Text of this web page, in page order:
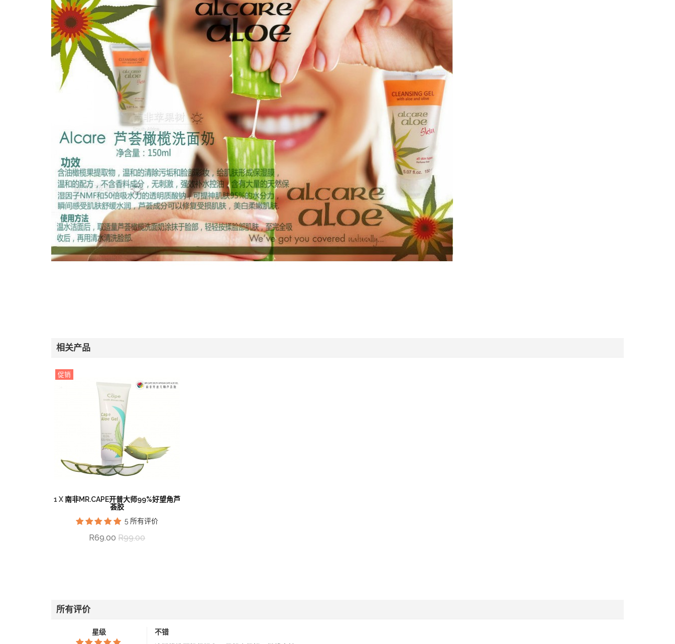
相关产品
促销
1 X南非MR.CAPE开普大师99%好望角芦
荟胶
5 所有评价
R69.00R99.00
所有评价
星级
不错